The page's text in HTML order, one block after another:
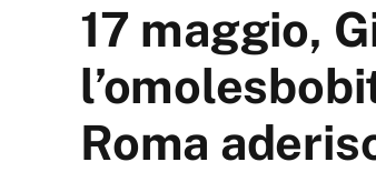
17 maggio,
Roma